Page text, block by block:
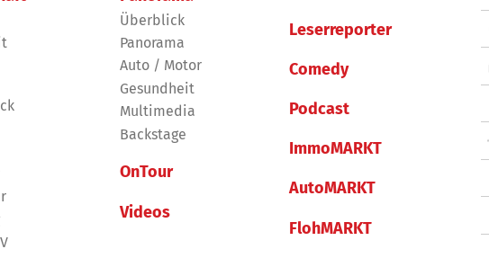
Überblick
Panorama
Auto / Motor
Gesundheit
Multimedia
Backstage
OnTour
Videos
Leserreporter
Comedy
Podcast
ImmoMARKT
AutoMARKT
FlohMARKT